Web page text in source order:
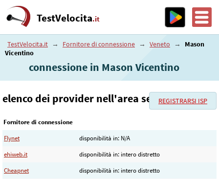
TestVelocita.it
TestVelocita.it → Fornitore di connessione → Veneto →
Mason
Vicentino
connessione in Mason Vicentino
REGISTRARSI ISP
elenco dei provider nell'area selezionata
Fornitore di connessione
Flynet
disponibilità in: N/A
ehiweb.it
disponibilità in: intero distretto
Cheapnet
disponibilità in: intero distretto